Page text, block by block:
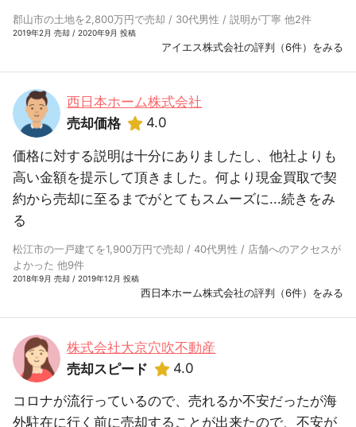
郡山市の土地を2,800万円で売却 / 30代男性 / 説明が丁寧 他2件
2019年2月 売却 / 2020年9月 投稿
アイエス株式会社の評判（6件）をみる
西日本ホーム株式会社
売却価格
4.0
価格に対する説明は十分にありましたし、他社よりも
高い金額を提示して頂きました。何より現金買取で契
約から売却に至るまでがとてもスムーズに...続きをみ
る
松江市の一戸建てを1,900万円で売却 / 40代男性 / 店舗へのアクセスが
よかった 他9件
2018年9月 売却 / 2019年12月 投稿
西日本ホーム株式会社の評判（6件）をみる
株式会社大京穴吹不動産
売却スピード
4.0
コロナが流行っているので、売れるか不安だったが海
外駐在に行く前に売却することが出来たので、不安が